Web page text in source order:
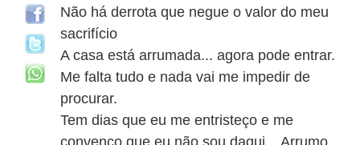
Não há derrota que negue o valor do meu
sacrifício
A casa está arrumada... agora pode entrar.
Me falta tudo e nada vai me impedir de
procurar.
Tem dias que eu me entristeço e me
convenço que eu não sou daqui... Arrumo